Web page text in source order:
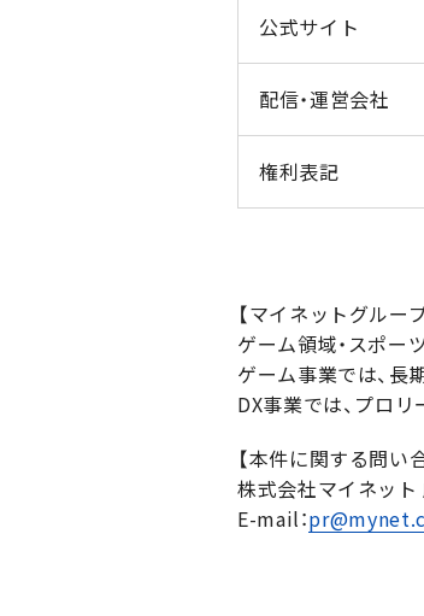
公式サイト
配信・運営会社
権利表記
【マイネットグループ
ゲーム領域・スポー
ゲーム事業では、
DX事業では、プロ
【本件に関する問い
株式会社マイネット
E-mail：